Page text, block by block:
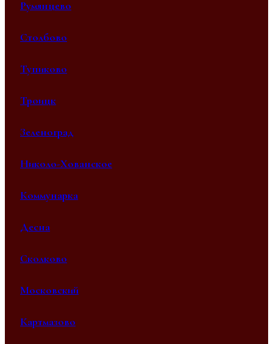
Румянцево
Столбово
Тупиково
Троицк
Зеленоград
Николо-Хованское
Коммунарка
Десна
Сколково
Московский
Картмазово